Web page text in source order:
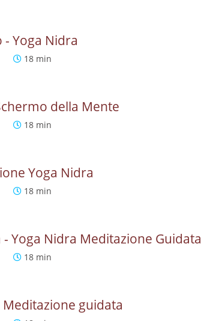
Yoga Nidra
18 min
della Mente
18 min
Yoga Nidra
18 min
- Yoga Nidra Meditazione Guidata
18 min
guidata